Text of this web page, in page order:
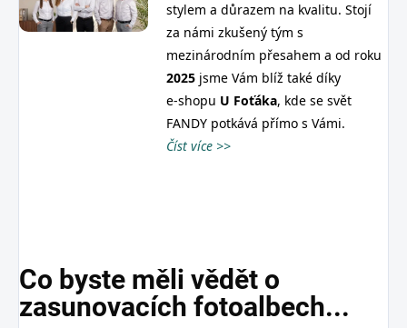
stylem a důrazem na kvalitu. Stojí
za námi zkušený tým s
mezinárodním přesahem a od roku
2025 jsme Vám blíž také díky
e‑shopu U Foťáka, kde se svět
FANDY potkává přímo s Vámi.
Číst více >>
Co byste měli vědět o
zasunovacích fotoalbech...